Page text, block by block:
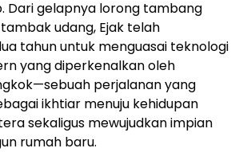
Dari gelapnya lorong tambang
udang, Ejak telah
tahun untuk menguasai teknologi
yang diperkenalkan oleh
perjalanan yang
ikhtiar menuju kehidupan
sekaligus mewujudkan impian
rumah baru.